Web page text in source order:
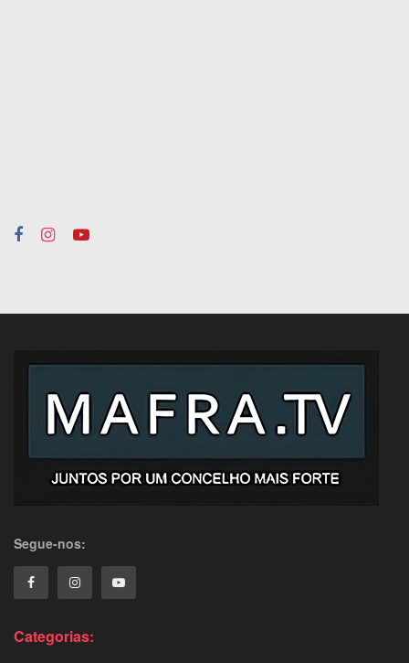
Segue-nos:
Categorias: